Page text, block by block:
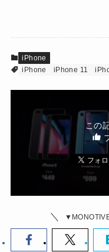
iPhone
iPhone
iPhone 11
この